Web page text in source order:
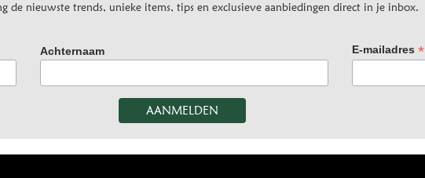
de nieuwste trends, unieke items, tips en exclusieve aanbiedingen direct in je inbox.
Achternaam E-mailadres *